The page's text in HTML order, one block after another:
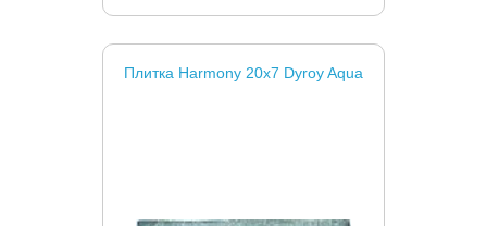
Плитка Harmony 20x7 Dyroy Aqua